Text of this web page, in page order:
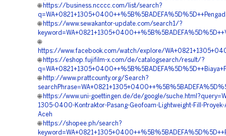
🌐 https://business.ncccc.com/list/search?
🌐 https://www.sewakantor-update.com/search1/?
🌐
https://www.facebook.com/watch/explore/
🌐 https://eshop.fujifilm-x.com/de/catalogsearch/result/?
🌐 http://www.prattcounty.org/Search?
🌐 https://www.uni-goettingen.de/de/google/
1305-0400-Kontraktor-Pasang-Geofoam-Lightweight-Fill-
Aceh
🌐 https://shopee.ph/search?